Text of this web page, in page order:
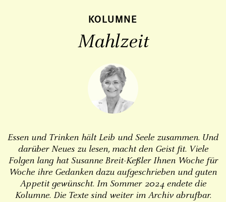
KOLUMNE
Mahlzeit
Essen und Trinken hält Leib und ­Seele zusammen. Und
darüber Neues zu lesen, macht den Geist fit. Viele
Folgen lang hat Susanne Breit-Keßler Ihnen Woche für
Woche ihre Gedanken dazu aufgeschrieben und guten
Appetit gewünscht. Im Sommer 2024 endete die
Kolumne. Die Texte sind weiter im Archiv abrufbar.